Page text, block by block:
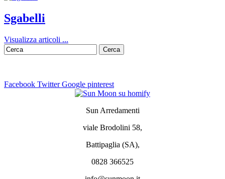
Sgabelli
Visualizza articoli ...
Facebook Twitter Google pinterest
Sun Arredamenti
viale Brodolini 58,
Battipaglia (SA),
0828 366525